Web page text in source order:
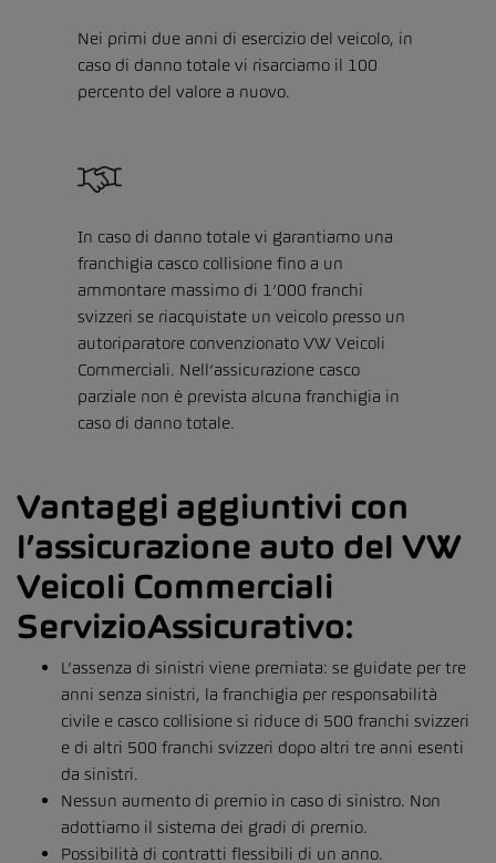
Nei primi due anni di esercizio del veicolo, in
caso di danno totale vi risarciamo il 100
percento del valore a nuovo.
In caso di danno totale vi garantiamo una
franchigia casco collisione fino a un
ammontare massimo di 1’000 franchi
svizzeri se riacquistate un veicolo presso un
autoriparatore convenzionato VW Veicoli
Commerciali. Nell’assicurazione casco
parziale non è prevista alcuna franchigia in
caso di danno totale.
Vantaggi aggiuntivi con
l’assicurazione auto del VW
Veicoli Commerciali
ServizioAssicurativo:
L’assenza di sinistri viene premiata: se guidate per tre
anni senza sinistri, la franchigia per responsabilità
civile e casco collisione si riduce di 500 franchi svizzeri
e di altri 500 franchi svizzeri dopo altri tre anni esenti
da sinistri.
Nessun aumento di premio in caso di sinistro. Non
adottiamo il sistema dei gradi di premio.
Possibilità di contratti flessibili di un anno.